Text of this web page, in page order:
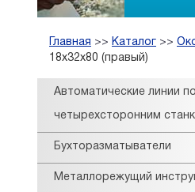
Главная >> Каталог >>
18х32х80 (правый)
Автоматические линии
четырехсторонним
Бухторазматыватели
Металлорежущий